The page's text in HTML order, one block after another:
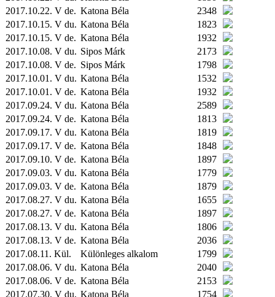
2017.10.22. V de. Katona Béla
2348
2017.10.15. V du. Katona Béla
1823
2017.10.15. V de. Katona Béla
1932
2017.10.08. V du. Sipos Márk
2173
2017.10.08. V de. Sipos Márk
1798
2017.10.01. V du. Katona Béla
1532
2017.10.01. V de. Katona Béla
1932
2017.09.24. V du. Katona Béla
2589
2017.09.24. V de. Katona Béla
1813
2017.09.17. V du. Katona Béla
1819
2017.09.17. V de. Katona Béla
1848
2017.09.10. V de. Katona Béla
1897
2017.09.03. V du. Katona Béla
1779
2017.09.03. V de. Katona Béla
1879
2017.08.27. V du. Katona Béla
1655
2017.08.27. V de. Katona Béla
1897
2017.08.13. V du. Katona Béla
1806
2017.08.13. V de. Katona Béla
2036
2017.08.11. Kül. Különleges alkalom
1799
2017.08.06. V du. Katona Béla
2040
2017.08.06. V de. Katona Béla
2153
2017.07.30. V du. Katona Béla
1754